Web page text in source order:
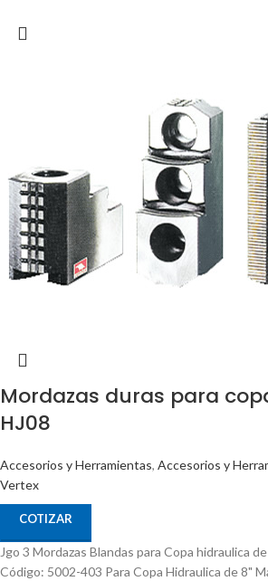
Mordazas duras para
HJ08
Accesorios y Herramientas, Accesorios y
Vertex
COTIZAR
Jgo 3 Mordazas Blandas para Copa hidraulica
Código: 5002-403 Para Copa Hidraulica de 8"